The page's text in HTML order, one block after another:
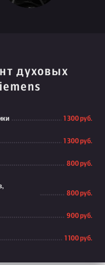
духовых
1 300 руб.
1 300 руб.
800 руб.
800 руб.
900 руб.
1 100 руб.